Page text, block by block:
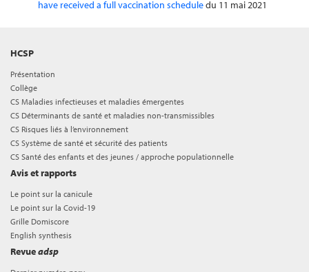
have received a full vaccination scheduledu 11 mai 2021
HCSP
Présentation
Collège
CS Maladies infectieuses et maladies émergentes
CS Déterminants de santé et maladies non-transmissibles
CS Risques liés à l’environnement
CS Système de santé et sécurité des patients
CS Santé des enfants et des jeunes / approche populationnelle
Avis et rapports
Le point sur la canicule
Le point sur la Covid-19
Grille Domiscore
English synthesis
Revueadsp